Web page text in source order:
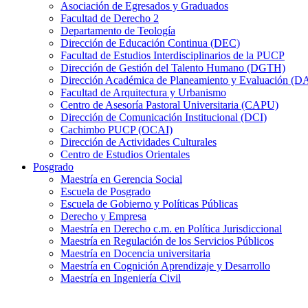
Asociación de Egresados y Graduados
Facultad de Derecho 2
Departamento de Teología
Dirección de Educación Continua (DEC)
Facultad de Estudios Interdisciplinarios de la PUCP
Dirección de Gestión del Talento Humano (DGTH)
Dirección Académica de Planeamiento y Evaluación
Facultad de Arquitectura y Urbanismo
Centro de Asesoría Pastoral Universitaria (CAPU)
Dirección de Comunicación Institucional (DCI)
Cachimbo PUCP (OCAI)
Dirección de Actividades Culturales
Centro de Estudios Orientales
Posgrado
Maestría en Gerencia Social
Escuela de Posgrado
Escuela de Gobierno y Políticas Públicas
Derecho y Empresa
Maestría en Derecho c.m. en Política Jurisdiccional
Maestría en Regulación de los Servicios Públicos
Maestría en Docencia universitaria
Maestría en Cognición Aprendizaje y Desarrollo
Maestría en Ingeniería Civil